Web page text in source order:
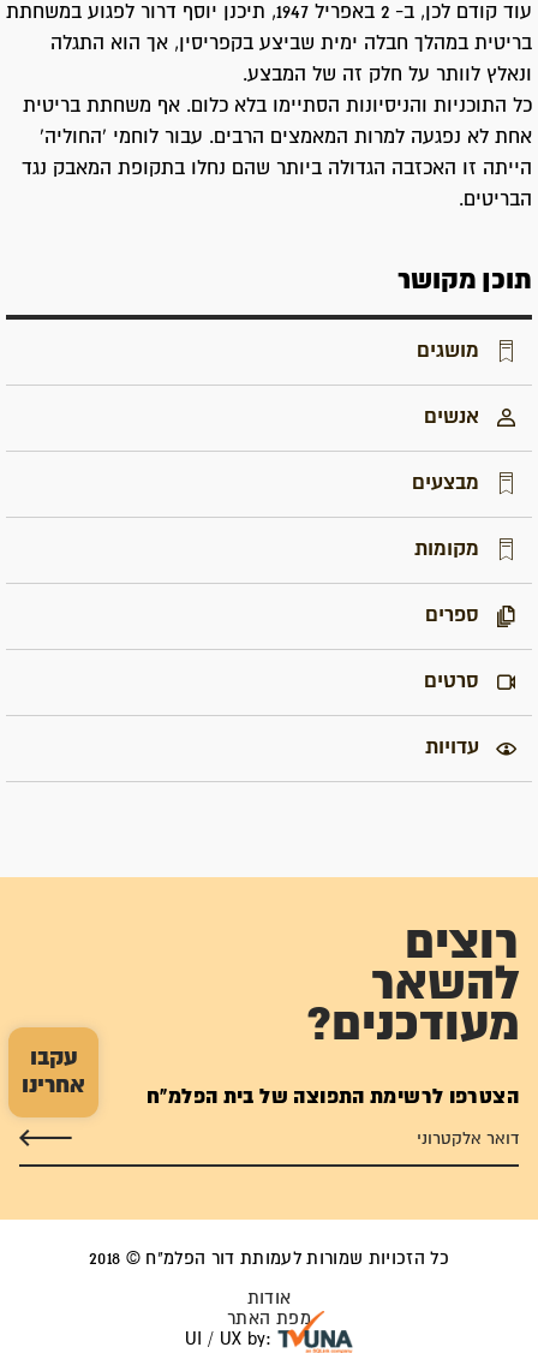
עקבו
אחרינו
עוד קודם לכן, ב- 2 באפריל 1947, תיכנן יוסף דרור לפגוע במשחתת
בריטית במהלך חבלה ימית שביצע בקפריסין, אך הוא התגלה
ונאלץ לוותר על חלק זה של המבצע.
כל התוכניות והניסיונות הסתיימו בלא כלום. אף משחתת בריטית
אחת לא נפגעה למרות המאמצים הרבים. עבור לוחמי 'החוליה'
הייתה זו האכזבה הגדולה ביותר שהם נחלו בתקופת המאבק נגד
הבריטים.
תוכן מקושר
מושגים
אנשים
מבצעים
מקומות
ספרים
סרטים
עדויות
רוצים
להשאר
מעודכנים?
הצטרפו לרשימת התפוצה של בית הפלמ"ח
כל הזכויות שמורות לעמותת דור הפלמ"ח © 2018
אודות
מפת האתר
UI / UX by: